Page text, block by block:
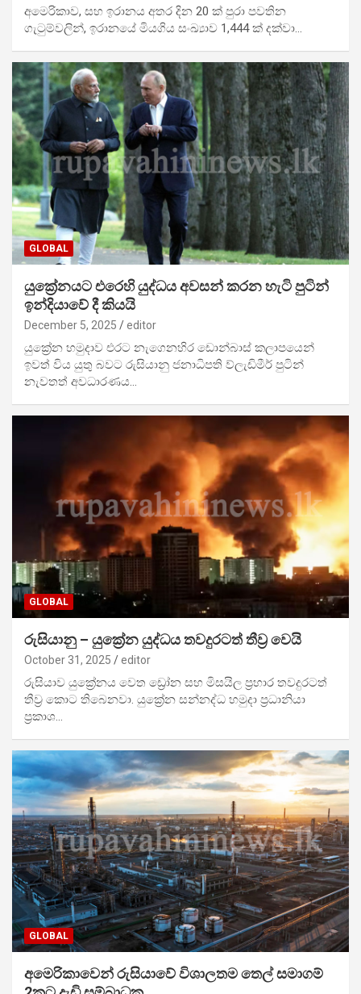
අමෙරිකාව, සහ ඉරානය අතර දින 20 ක් පුරා පවතින
ගැටුම්වලින්, ඉරානයේ මියගිය සංඛ්‍යාව 1,444 ක් දක්වා…
GLOBAL
යුක්‍රේනයට එරෙහි යුද්ධය අවසන් කරන හැටි පුටින්
ඉන්දියාවේ දී කියයි
December 5, 2025 editor
යුක්‍රේන හමුදාව එරට නැගෙනහිර ඩොන්බාස් කලාපයෙන්
ඉවත් විය යුතු බවට රුසියානු ජනාධිපති ව්ලැඩිමීර් පුටින්
නැවතත් අවධාරණය…
GLOBAL
රුසියානු – යුක්‍රේන යුද්ධය තවදුරටත් තීව්‍ර වෙයි
October 31, 2025 editor
රුසියාව යුක්‍රේනය වෙත ඩ්‍රෝන සහ මිසයිල ප්‍රහාර තවදුරටත්
තීව්‍ර කොට තිබෙනවා. යුක්‍රේන සන්නද්ධ හමුදා ප්‍රධානියා
ප්‍රකාශ…
GLOBAL
අමෙරිකාවෙන් රුසියාවේ විශාලතම තෙල් සමාගම්